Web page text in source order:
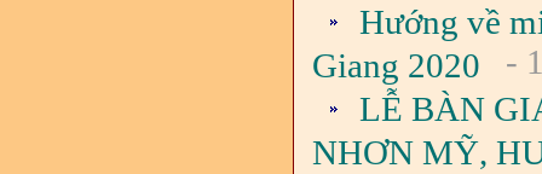
Hướng về
Giang 2020
-
LỄ BÀN
NHƠN MỸ,